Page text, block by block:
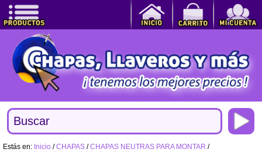
Estás en: Inicio /CHAPAS /CHAPAS NEUTRAS PARA MONTAR /